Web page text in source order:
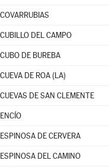
COVARRUBIAS
CUBILLO DEL CAMPO
CUBO DE BUREBA
CUEVA DE ROA (LA)
CUEVAS DE SAN CLEMENTE
ENCÍO
ESPINOSA DE CERVERA
ESPINOSA DEL CAMINO